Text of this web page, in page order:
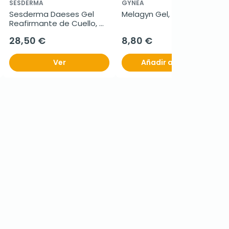
SESDERMA
Sesderma Daeses Gel
Reafirmante de Cuello,
28,50 €
Ver
GYNEA
Melagyn Gel, 200ml.
8,80 €
Añadir al carrito